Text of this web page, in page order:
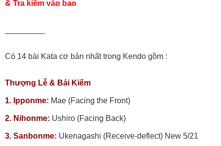
& Tra kiếm vào bao
Có 14 bài Kata cơ bản nhất trong Kendo gồm :
Thượng Lễ & Bái Kiếm
1. Ipponme: Mae (Facing the Front)
2. Nihonme: Ushiro (Facing Back)
3. Sanbonme: Ukenagashi (Receive-deflect) New 5/21